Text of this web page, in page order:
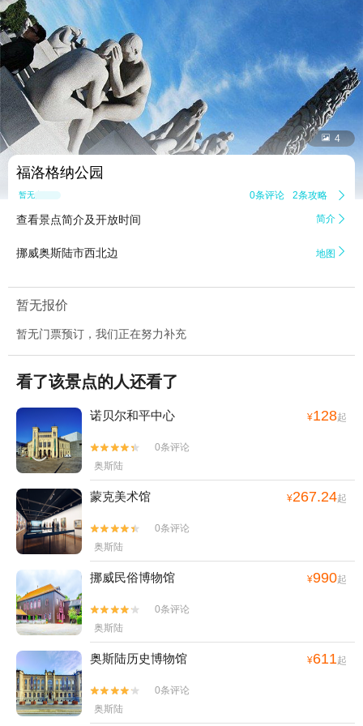
 4
福洛格纳公园
暂无点评 0条评论 2条攻略 
查看景点简介及开放时间 简介 
挪威奥斯陆市西北边 地图 
暂无报价
暂无门票预订，我们正在努力补充
看了该景点的人还看了
诺贝尔和平中心 ¥128起


0条评论
奥斯陆
蒙克美术馆 ¥267.24起


0条评论
奥斯陆
挪威民俗博物馆 ¥990起


0条评论
奥斯陆
奥斯陆历史博物馆 ¥611起


0条评论
奥斯陆
